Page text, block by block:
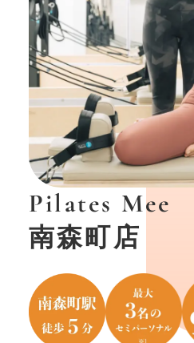
Pilates Mee
南森町店